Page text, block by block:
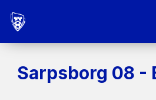
Sarpsborg 08 -